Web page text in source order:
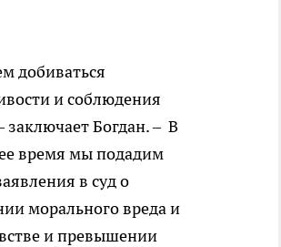
добиваться
и соблюдения
заключает Богдан. – В
время мы подадим
в суд о
морального вреда и
и превышении